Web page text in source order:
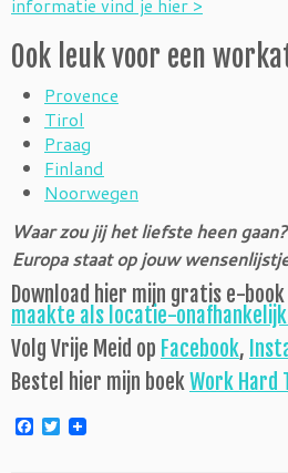
informatie vind je hier >
Ook leuk voor een
Provence
Tirol
Praag
Finland
Noorwegen
Waar zou jij het liefste heen gaan?
Europa staat op jouw
Download hier mijn gratis e-book
maakte als locatie-onafhankelijk
Volg Vrije Meid op Facebook,
Bestel hier mijn boekWork Hard
F T
w